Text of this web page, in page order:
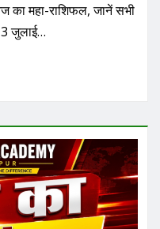
महा-राशिफल, जानें सभी
3 जुलाई…